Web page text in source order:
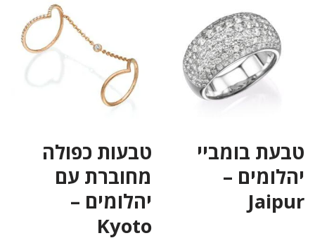
טבעת בומביי
יהלומים –
Jaipur
טבעות כפולה
מחוברת עם
יהלומים –
Kyoto